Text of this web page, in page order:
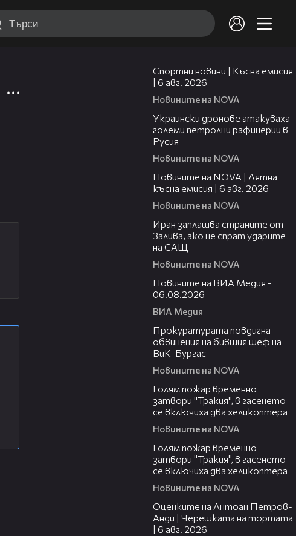
Спортни новини | Късна емисия
| 6 авг. 2026
Новините на NOVA
Украински дронове атакуваха
големи петролни рафинерии в
Русия
Новините на NOVA
Новините на NOVA | Лятна
късна емисия | 6 авг. 2026
Новините на NOVA
Иран заплашва страните от
Залива, ако не спрат ударите
на САЩ
Новините на NOVA
Новините на ВИА Медия -
06.08.2026
ВИА Медия
Прокуратурата повдигна
обвинения на бившия шеф на
ВиК-Бургас
Новините на NOVA
Голям пожар временно
затвори "Тракия", в гасенето
се включиха два хеликоптера
Новините на NOVA
Голям пожар временно
затвори "Тракия", в гасенето
се включиха два хеликоптера
Новините на NOVA
Оценките на Антоан Петров-
Анди | Черешката на тортата
| 6 авг. 2026